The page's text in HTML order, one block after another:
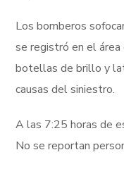
Los bomberos
se registró en el área
botellas de brillo y
causas del siniestro.
A las 7:25 horas de
No se reportan